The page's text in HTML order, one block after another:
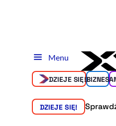
Menu
DZIEJE SIĘ!BIZNES
DZIEJE SIĘ!